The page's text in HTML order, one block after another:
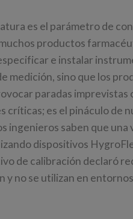
es el parámetro de
productos
e instalar
medición, sino que los
paradas
críticas; es el pináculo de
ingenieros saben que
dispositivos
de calibración declaró
y no se utilizan en